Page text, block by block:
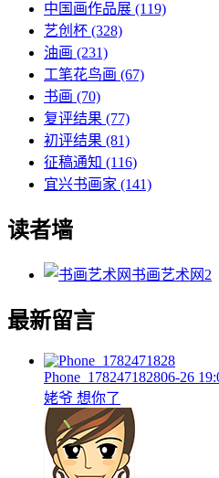
中国画作品展 (119)
艺创杯 (328)
油画 (231)
工笔花鸟画 (67)
书画 (70)
复评结果 (77)
初评结果 (81)
征稿通知 (116)
宜兴书画家 (141)
读者墙
书画艺术网 2
最新留言
Phone_178247182806-26
姥爷 想你了